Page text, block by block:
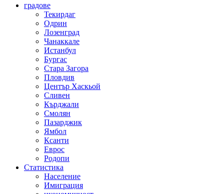
градове
Текирдаг
Одрин
Лозенград
Чанаккале
Истанбул
Бургас
Стара Загора
Пловдив
Център Хаскьой
Сливен
Кърджали
Смолян
Пазарджик
Ямбол
Ксанти
Еврос
Родопи
Статистика
Население
Имиграция